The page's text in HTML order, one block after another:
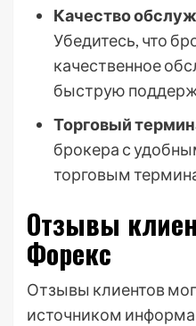
Качество
Убедитесь, что
качественное
быструю
Торговый
брокера с
торговым
Отзывы
Форекс
Отзывы клиентов
источником